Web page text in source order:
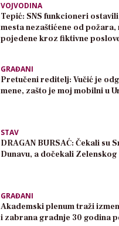
VOJVODINA
Tepić: SNS funkcioneri
mesta nezaštićene od
pojedene kroz fiktivne
GRAĐANI
Pretučeni reditelj: Vučić je
mene, zašto je moj mobilni u
STAV
DRAGAN BURSAĆ: Čekali su
Dunavu, a dočekali
GRAĐANI
Akademski plenum traži
i zabrana gradnje 30 godina